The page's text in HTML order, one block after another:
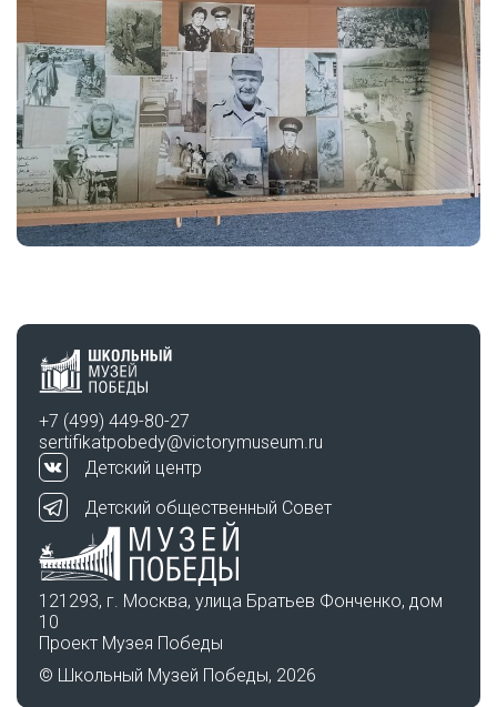
+7 (499) 449-80-27
sertifikatpobedy@victorymuseum.ru
Детский центр
Детский общественный Совет
121293, г. Москва, улица Братьев Фонченко, дом
10
Проект Музея Победы
© Школьный Музей Победы, 2026